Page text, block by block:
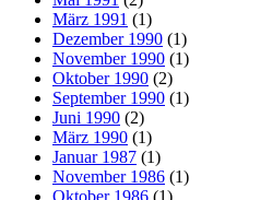
März 1991 (1)
Dezember 1990 (1)
November 1990 (1)
Oktober 1990 (2)
September 1990 (1)
Juni 1990 (2)
März 1990 (1)
Januar 1987 (1)
November 1986 (1)
Oktober 1986 (1)